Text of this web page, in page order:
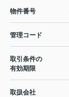
物件番号
管理コード
取引条件の
有効期限
取扱会社